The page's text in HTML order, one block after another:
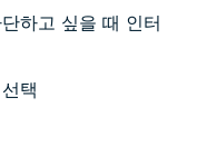
하고 싶을 때 인터
택